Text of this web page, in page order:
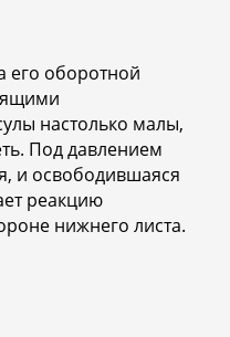
его оборотной
настолько малы,
Под давлением
и освободившаяся
реакцию
нижнего листа.